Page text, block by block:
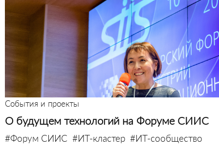
События и проекты
О будущем технологий на Форуме СИИС
#Форум СИИС #ИТ-кластер #ИТ-сообщество